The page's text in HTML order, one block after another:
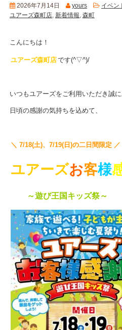
2026年7月14日 yours イベン
ユアーズ森町店 新着情報 森町
こんにちは！
ユアーズ森町店です(^▽^)/
いつもユアーズをご利用いただき誠
日頃の感謝の気持ちを込めて、
＼ 7/18(土)、7/19(日)の二日間限定 ／
ユアーズお客様
～遊び王国キッズ祭～